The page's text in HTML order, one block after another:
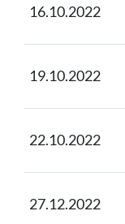
16.10.2022
19.10.2022
22.10.2022
27.12.2022